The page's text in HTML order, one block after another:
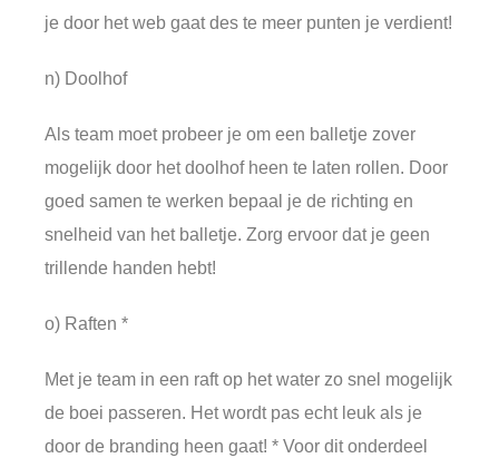
je door het web gaat des te meer punten je verdient!
n) Doolhof
Als team moet probeer je om een balletje zover
mogelijk door het doolhof heen te laten rollen. Door
goed samen te werken bepaal je de richting en
snelheid van het balletje. Zorg ervoor dat je geen
trillende handen hebt!
o) Raften *
Met je team in een raft op het water zo snel mogelijk
de boei passeren. Het wordt pas echt leuk als je
door de branding heen gaat! * Voor dit onderdeel